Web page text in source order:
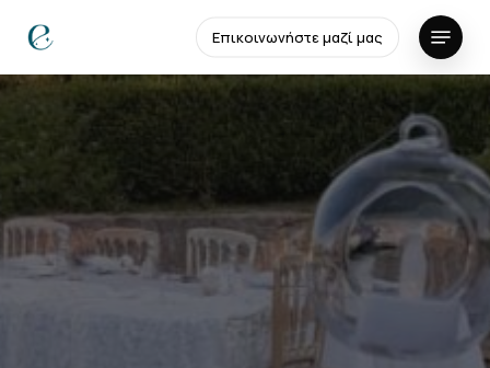
main
Επικοινωνήστε μαζί μας
Menu
Close